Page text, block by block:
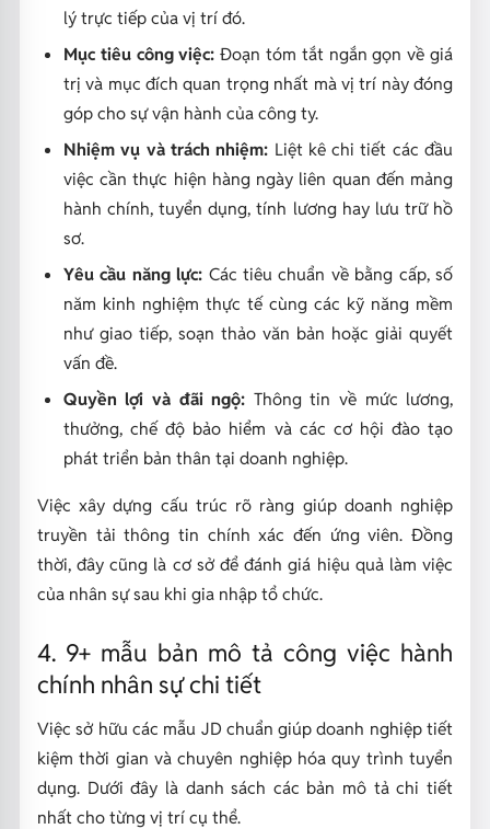
lý trực tiếp của vị trí đó.
Mục tiêu công việc: Đoạn tóm tắt ngắn gọn về giá
trị và mục đích quan trọng nhất mà vị trí này đóng
góp cho sự vận hành của công ty.
Nhiệm vụ và trách nhiệm: Liệt kê chi tiết các đầu
việc cần thực hiện hàng ngày liên quan đến mảng
hành chính, tuyển dụng, tính lương hay lưu trữ hồ
sơ.
Yêu cầu năng lực: Các tiêu chuẩn về bằng cấp, số
năm kinh nghiệm thực tế cùng các kỹ năng mềm
như giao tiếp, soạn thảo văn bản hoặc giải quyết
vấn đề.
Quyền lợi và đãi ngộ: Thông tin về mức lương,
thưởng, chế độ bảo hiểm và các cơ hội đào tạo
phát triển bản thân tại doanh nghiệp.
Việc xây dựng cấu trúc rõ ràng giúp doanh nghiệp
truyền tải thông tin chính xác đến ứng viên. Đồng
thời, đây cũng là cơ sở để đánh giá hiệu quả làm việc
của nhân sự sau khi gia nhập tổ chức.
4. 9+ mẫu bản mô tả công việc hành
chính nhân sự chi tiết
Việc sở hữu các mẫu JD chuẩn giúp doanh nghiệp tiết
kiệm thời gian và chuyên nghiệp hóa quy trình tuyển
dụng. Dưới đây là danh sách các bản mô tả chi tiết
nhất cho từng vị trí cụ thể.